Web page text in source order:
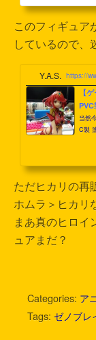
このフィギュア
しているので、
Y.A.S. https://
【
当然
C製
っち
揃え
てい
んな
ただヒカリの再
ホムラ＞ヒカリ
まあ真のヒロイ
ュアまだ？
Categories: ア
Tags: ゼノブレ